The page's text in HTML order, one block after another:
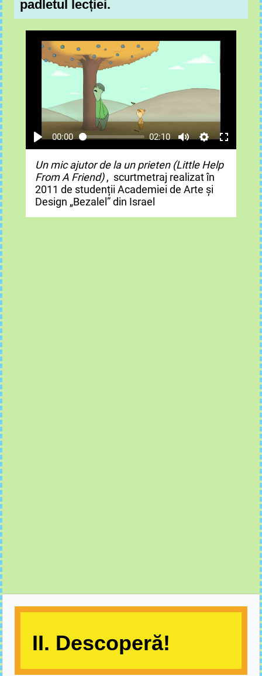
padletul lecției.
00:00 02:10
Un mic ajutor de la un prieten (Little Help
From A Friend), scurtmetraj realizat în
2011 de studenții Academiei de Arte și
Design „Bezalel” din Israel
II. Descoperă!